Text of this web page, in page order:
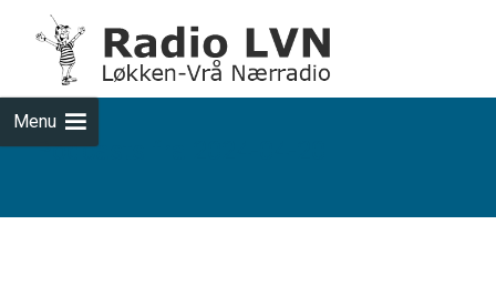
Menu
Podcasts fra 2024-04-20